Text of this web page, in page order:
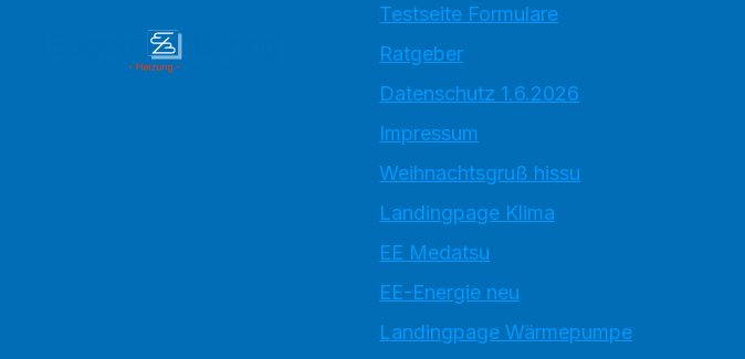
Testseite Formulare
Ratgeber
Datenschutz 1.6.2026
Impressum
Weihnachtsgruß hissu
Landingpage Klima
EE Medatsu
EE-Energie neu
Landingpage Wärmepumpe